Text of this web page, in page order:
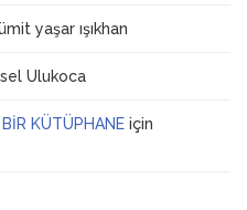
yaşar ışıkhan
Ulukoca
KÜTÜPHANE için